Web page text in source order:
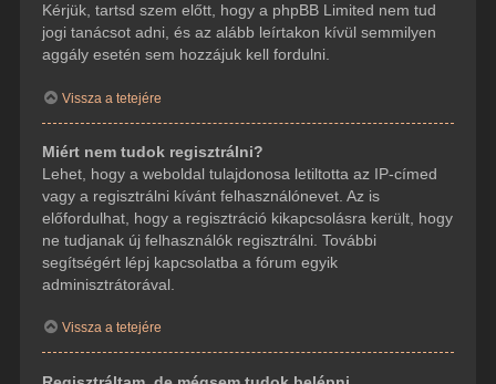
Kérjük, tartsd szem előtt, hogy a phpBB Limited nem tud
jogi tanácsot adni, és az alább leírtakon kívül semmilyen
aggály esetén sem hozzájuk kell fordulni.
Vissza a tetejére
Miért nem tudok regisztrálni?
Lehet, hogy a weboldal tulajdonosa letiltotta az IP-címed
vagy a regisztrálni kívánt felhasználónevet. Az is
előfordulhat, hogy a regisztráció kikapcsolásra került, hogy
ne tudjanak új felhasználók regisztrálni. További
segítségért lépj kapcsolatba a fórum egyik
adminisztrátorával.
Vissza a tetejére